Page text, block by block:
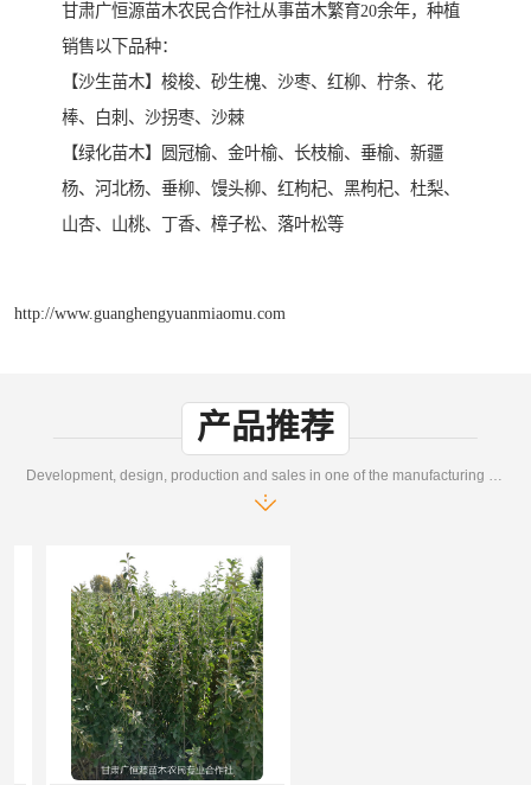
甘肃广恒源苗木农民合作社从事苗木繁育20余年，种植
销售以下品种：
【沙生苗木】梭梭、砂生槐、沙枣、红柳、柠条、花
棒、白刺、沙拐枣、沙棘
【绿化苗木】圆冠榆、金叶榆、长枝榆、垂榆、新疆
杨、河北杨、垂柳、馒头柳、红枸杞、黑枸杞、杜梨、
山杏、山桃、丁香、樟子松、落叶松等
http://www.guanghengyuanmiaomu.com
产品推荐